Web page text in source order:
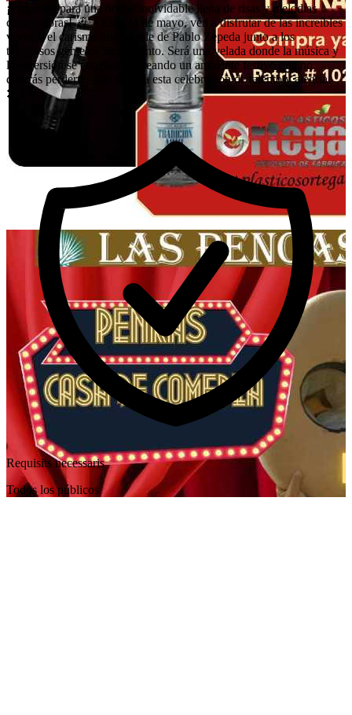
¡Prepárate para una noche inolvidable llena de risas y melodías
cautivadoras! 🎶✨ Este 24 de mayo, ven a disfrutar de las increíbles
voces y el carisma inigualable de Pablo Zepeda junto a los
talentosos gemelos Sentimiento. Será una velada donde la música y
la diversión se entrelazan, creando un ambiente festivo que no
querrás perderte. ¡No faltes a esta celebración de talento y alegría!
🎤💃🕺
Requisits necessaris
Todos los públicos